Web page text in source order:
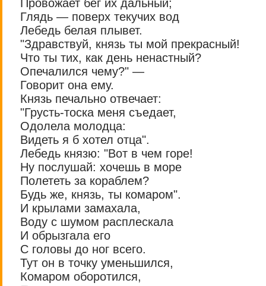
Провожает бег их дальный;
Глядь — поверх текучих вод
Лебедь белая плывет.
"Здравствуй, князь ты мой прекрасный!
Что ты тих, как день ненастный?
Опечалился чему?" —
Говорит она ему.
Князь печально отвечает:
"Грусть-тоска меня съедает,
Одолела молодца:
Видеть я б хотел отца".
Лебедь князю: "Вот в чем горе!
Ну послушай: хочешь в море
Полететь за кораблем?
Будь же, князь, ты комаром".
И крылами замахала,
Воду с шумом расплескала
И обрызгала его
С головы до ног всего.
Тут он в точку уменьшился,
Комаром оборотился,